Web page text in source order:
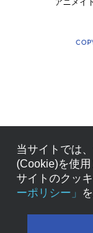
アニメイ
当サイトでは
(Cookie)を使用
サイトのクッ
ーポリシー」